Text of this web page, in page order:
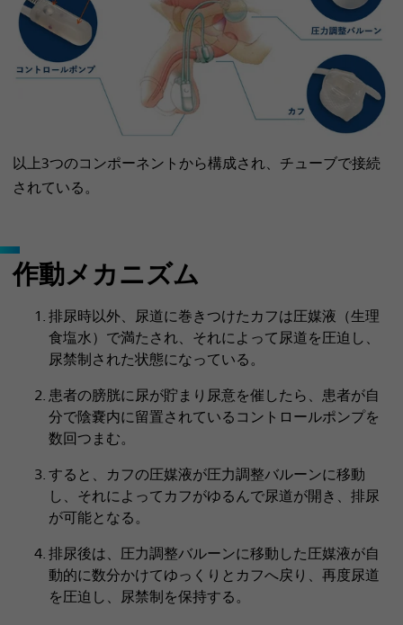
以上3つのコンポーネントから構成され、チューブで接続
されている。
作動メカニズム
排尿時以外、尿道に巻きつけたカフは圧媒液（生理
食塩水）で満たされ、それによって尿道を圧迫し、
尿禁制された状態になっている。
患者の膀胱に尿が貯まり尿意を催したら、患者が自
分で陰嚢内に留置されているコントロールポンプを
数回つまむ。
すると、カフの圧媒液が圧力調整バルーンに移動
し、それによってカフがゆるんで尿道が開き、排尿
が可能となる。
排尿後は、圧力調整バルーンに移動した圧媒液が自
動的に数分かけてゆっくりとカフへ戻り、再度尿道
を圧迫し、尿禁制を保持する。